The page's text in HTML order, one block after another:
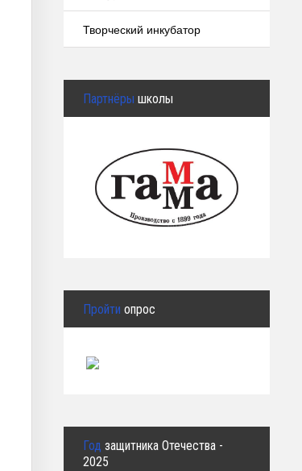
Творческий инкубатор
Партнёры школы
Пройти опрос
Год защитника Отечества -
2025